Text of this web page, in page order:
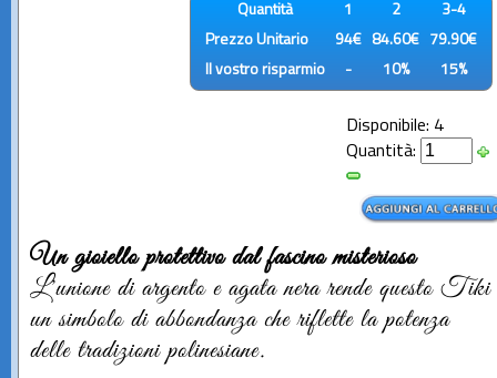
Quantità 1 2
3-4
Prezzo Unitario
94€ 84.60€
79.90€
Il vostro risparmio
- 10% 15%
Disponibile: 4
Quantità:
Un gioiello protettivo dal fascino misterioso
L'unione di argento e agata nera rende questo Tiki
un simbolo di abbondanza che riflette la potenza
delle tradizioni polinesiane.